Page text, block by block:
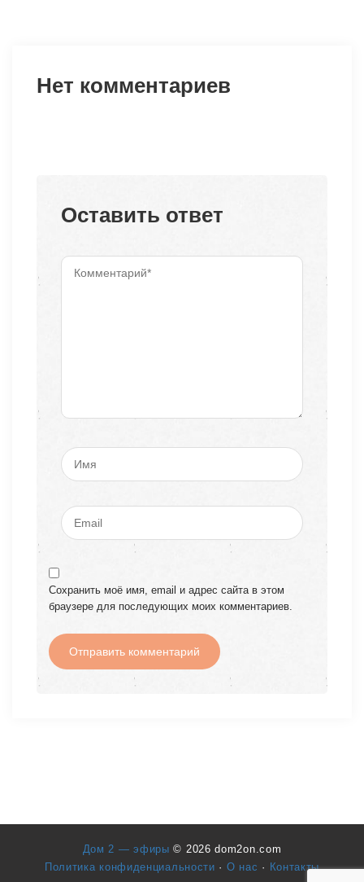
Нет комментариев
Оставить ответ
Сохранить моё имя, email и адрес сайта в этом
браузере для последующих моих комментариев.
Дом 2 — эфиры© 2026 dom2on.com
Политика конфиденциальности · О нас · Контакты